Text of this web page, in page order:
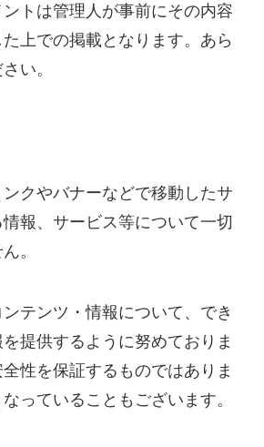
トは管理人が事前にその内容
上での掲載となります。あら
い。
クやバナーなどで移動したサ
報、サービス等について一切
。
テンツ・情報について、でき
提供するように努めておりま
性を保証するものではありま
っていることもございます。